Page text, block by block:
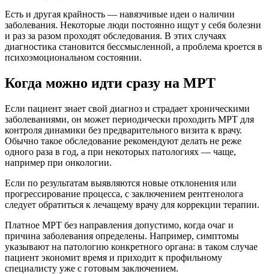
Есть и другая крайность — навязчивые идеи о наличии
заболевания. Некоторые люди постоянно ищут у себя болезни
и раз за разом проходят обследования. В этих случаях
диагностика становится бессмысленной, а проблема кроется в
психоэмоциональном состоянии.
Когда можно идти сразу на МРТ
Если пациент знает свой диагноз и страдает хроническими
заболеваниями, он может периодически проходить МРТ для
контроля динамики без предварительного визита к врачу.
Обычно такое обследование рекомендуют делать не реже
одного раза в год, а при некоторых патологиях — чаще,
например при онкологии.
Если по результатам выявляются новые отклонения или
прогрессирование процесса, с заключением рентгенолога
следует обратиться к лечащему врачу для коррекции терапии.
Платное МРТ без направления допустимо, когда очаг и
причина заболевания определены. Например, симптомы
указывают на патологию конкретного органа: в таком случае
пациент экономит время и приходит к профильному
специалисту уже с готовым заключением.